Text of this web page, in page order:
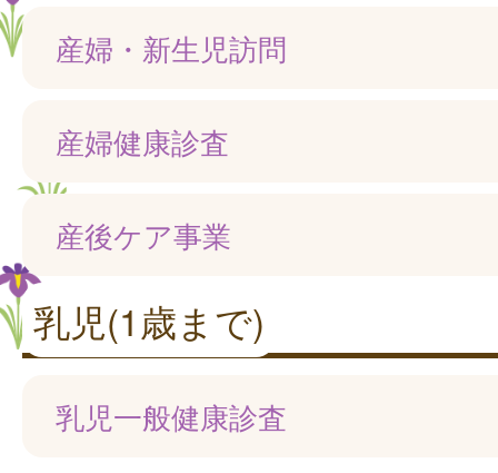
産婦・新生児訪問
産婦健康診査
産後ケア事業
乳児(1歳まで)
乳児一般健康診査